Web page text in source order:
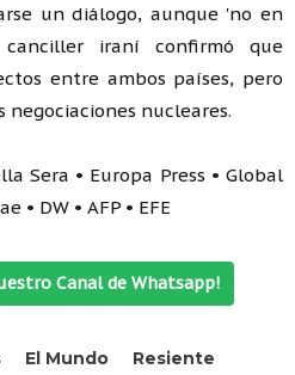
un diálogo, aunque 'no en
iraní confirmó que
entre ambos países, pero
nucleares.
Sera • Europa Press • Global
• DW • AFP • EFE
Canal de Whatsapp!
El Mundo Resiente